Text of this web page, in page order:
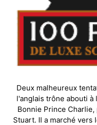
Deux malheureux
l'anglais trône abouti
Bonnie Prince
Stuart. Il a marché vers